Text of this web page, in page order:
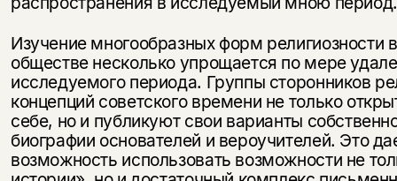
Изучение многообразных форм религиозности
обществе несколько упрощается по мере
исследуемого периода. Группы сторонников
концепций советского времени не только
себе, но и публикуют свои варианты
биографии основателей и вероучителей. Это
возможность использовать возможности не